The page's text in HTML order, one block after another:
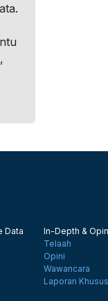
Data
In-Depth &
Telaah
Opini
Wawancara
Laporan Khusus